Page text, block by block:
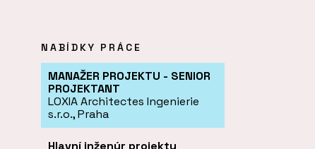
NABÍDKY PRÁCE
MANAŽER PROJEKTU - SENIOR
PROJEKTANT
LOXIA Architectes Ingenierie
s.r.o., Praha
Hlavní inženýr projektu